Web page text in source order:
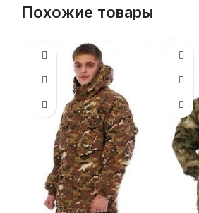
Похожие товары